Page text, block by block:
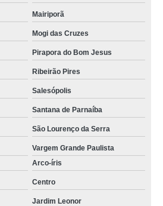
Mairiporã
Mogi das Cruzes
Pirapora do Bom Jesus
Ribeirão Pires
Salesópolis
Santana de Parnaíba
São Lourenço da Serra
Vargem Grande Paulista
Arco-íris
Centro
Jardim Leonor